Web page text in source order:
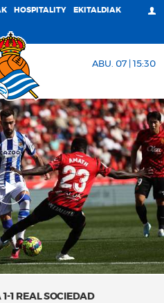
HOSPITALITY EKITALDIAK
ABU. 07 | 15:30
1 REAL SOCIEDAD